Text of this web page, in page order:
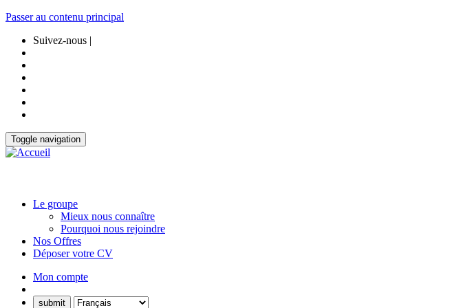
Passer au contenu principal
Suivez-nous |
Toggle navigation
Le groupe
Mieux nous connaître
Pourquoi nous rejoindre
Nos Offres
Déposer votre CV
Mon compte